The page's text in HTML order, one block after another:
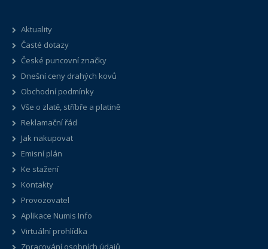
Aktuality
Časté dotazy
České puncovní značky
Dnešní ceny drahých kovů
Obchodní podmínky
Vše o zlatě, stříbře a platině
Reklamační řád
Jak nakupovat
Emisní plán
Ke stažení
Kontakty
Provozovatel
Aplikace Numis Info
Virtuální prohlídka